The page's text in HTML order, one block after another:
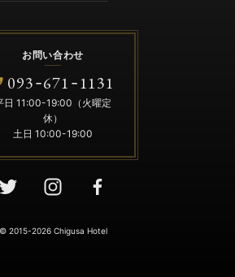
お問い合わせ
093-671 -1131
日 11:00-19:00（火曜定
休）
土日 10:00-19:00
© 2015-2026 Chigusa Hotel